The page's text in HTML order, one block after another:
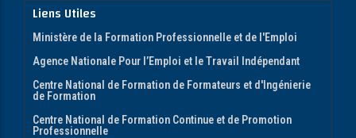
Liens Utiles
Ministère de la Formation Professionnelle et de l'Emploi
Agence Nationale Pour l’Emploi et le Travail Indépendant
Centre National de Formation de Formateurs et d'Ingénierie
de Formation
Centre National de Formation Continue et de Promotion
Professionnelle